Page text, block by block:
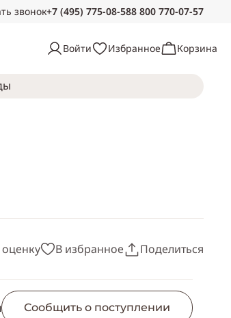
звонок+7 (495) 775-08-588 800 770-07-57
с нами
на ваши вопросы
Войти Избранное Корзина
оценку В избранное Поделиться
Скопировать
ссылку
Сообщить о поступлении